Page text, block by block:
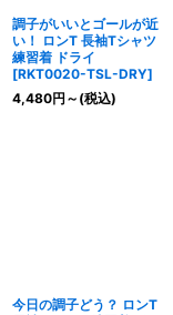
調子がいいとゴールが近
い！ ロンT 長袖Tシャツ
練習着 ドライ
[RKT0020-TSL-DRY]
4,480円 ～ (税込)
今日の調子どう？ ロンT